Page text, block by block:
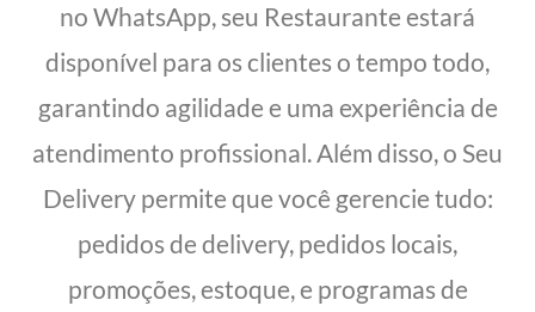
no WhatsApp, seu Restaurante estará
disponível para os clientes o tempo todo,
garantindo agilidade e uma experiência de
atendimento profissional. Além disso, o Seu
Delivery permite que você gerencie tudo:
pedidos de delivery, pedidos locais,
promoções, estoque, e programas de